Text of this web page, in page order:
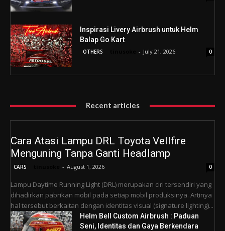
Inspirasi Livery Airbrush untuk Helm
Balap Go Kart
OTHERS - July 21, 2026 0
Recent articles
Cara Atasi Lampu DRL Toyota Vellfire
Menguning Tanpa Ganti Headlamp
CARS - August 1, 2026 0
Lampu Daytime Running Light (DRL) merupakan ciri tersendiri yang
dihadirkan pabrikan mobil pada setiap mobil produksinya. Artinya
hal tersebut berkaitan dengan identitas visual (signature lighting)...
Helm Bell Custom Airbrush : Paduan
Seni, Identitas dan Gaya Berkendara